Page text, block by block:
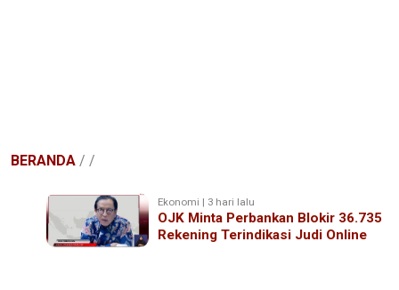
BERANDA / /
Ekonomi | 3 hari lalu
OJK Minta Perbankan Blokir 36.735
Rekening Terindikasi Judi Online